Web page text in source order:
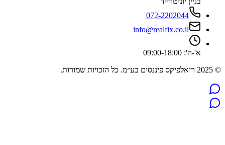
072-2202044
info@realfix.co.il
א'-ה': 09:00-18:00
© 2025 ריאלפיקס פיננסים בע״מ. כל הזכויות שמורות.